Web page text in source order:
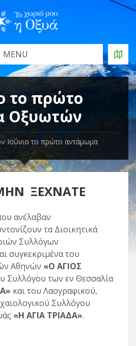
MENU
το πρώτο
Οξυωτών
Ιούνιο το πρώτο αντάμωμα
ΞΕΧΝΑΤΕ
ανέλαβαν
τα Διοικητικά
Συλλόγων
συγκεκριμένα του
Αθηνών «Ο ΑΓΙΟΣ
Συλλόγου των εν Θεσσαλία
και του Λαογραφικού,
Συλλόγου
«Η ΑΓΙΑ ΤΡΙΑΔΑ».